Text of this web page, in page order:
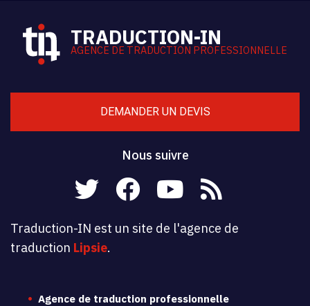
TRADUCTION-IN
AGENCE DE TRADUCTION PROFESSIONNELLE
DEMANDER UN DEVIS
Nous suivre
Traduction-IN est un site de l'agence de
traduction Lipsie.
Agence de traduction professionnelle